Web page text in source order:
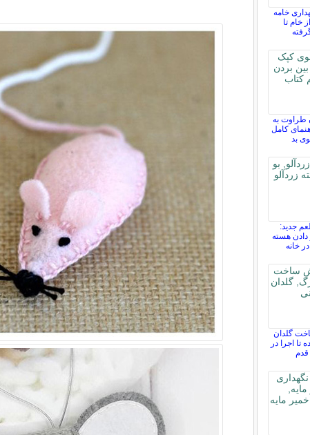
خامه
خام تا
طراوت به
کامل
بد
جدید:
دادن هسته
خانه
گلدان
تا اجرا در
قدم